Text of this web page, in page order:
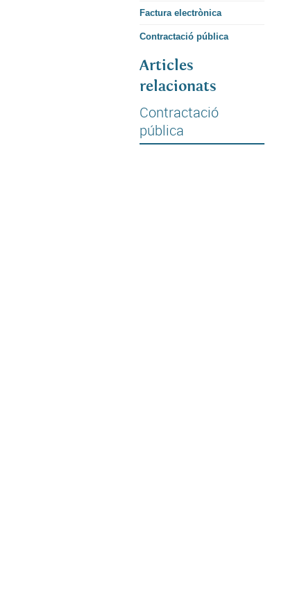
Factura electrònica
Contractació pública
Articles
relacionats
Contractació
pública